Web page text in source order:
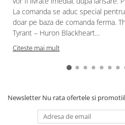
Puzzle 550 piese
Warhammer
Warhammer 40K
Age of Sigmar
Books and Codex
La comanda se aduc special
doar pe baza de comanda ferma.
Tyrant – Huron Blackheart...
Citeste mai mult
Newsletter Nu rata ofertele si